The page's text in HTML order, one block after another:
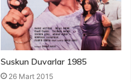
Suskun Duvarlar 1985
26 Mart 2015